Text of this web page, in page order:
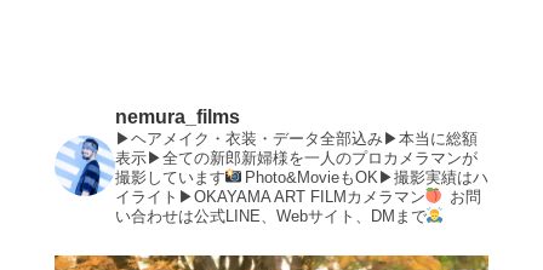
nemura_films
▶︎ヘアメイク・衣装・データ全部込み▶︎本当に総額
表示▶︎全ての新郎新婦様を一人のプロカメラマンが
撮影しています
Photo&MovieもOK▶︎撮影実績はハ
イライト▶︎OKAYAMA ART FILMカメラマン
お問
い合わせは公式LINE、Webサイト、DMまで